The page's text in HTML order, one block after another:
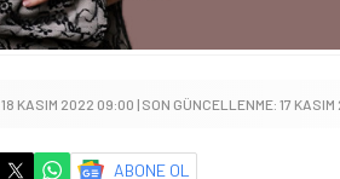
18 KASIM 2022 09:00 | SON GÜNCELLENME: 17
ABONE OL